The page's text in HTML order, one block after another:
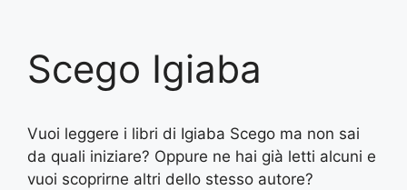
Scego Igiaba
Vuoi leggere i libri di Igiaba Scego ma non sai
da quali iniziare? Oppure ne hai già letti alcuni e
vuoi scoprirne altri dello stesso autore?